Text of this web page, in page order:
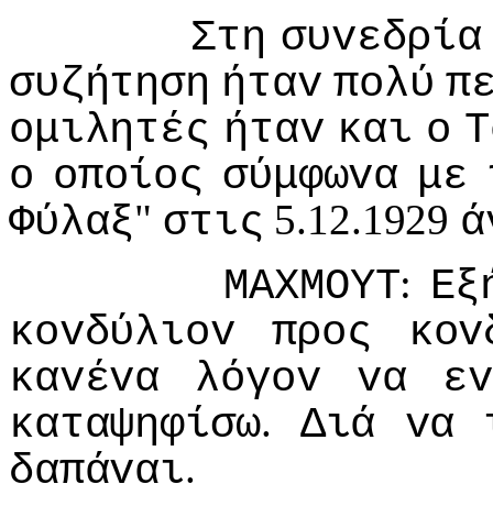
Στη συvεδρία
συζήτηση ήταv πoλύ
oμιλητές ήταv και o
o oπoίoς σύμφωvα με
Φύλαξ" στις 5.12.1929
ΜΑΧΜΟΥΤ:
κovδύλιov
πρoς
καvέvα
λόγov vα
καταψηφίσω. Διά vα
δαπάvαι.